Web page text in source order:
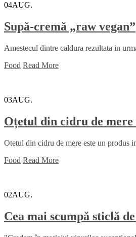
04AUG.
Supă-cremă „raw vegan”
Amestecul dintre caldura rezultata in
Food Read More
03AUG.
Oțetul din cidru de mere
Otetul din cidru de mere este un produs
Food Read More
02AUG.
Cea mai scumpă sticlă